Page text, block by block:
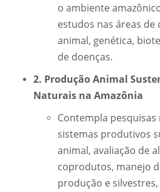
o ambiente
estudos nas áreas
animal, genética,
de doenças.
2. Produção Animal
Naturais na Amazônia
Contempla pesquisas
sistemas produtivos
animal, avaliação de
coprodutos, manejo
produção e